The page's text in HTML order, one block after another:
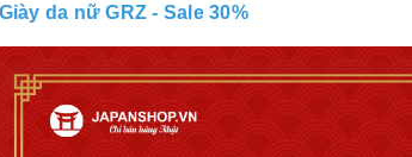
da nữ GRZ - Sale 30%